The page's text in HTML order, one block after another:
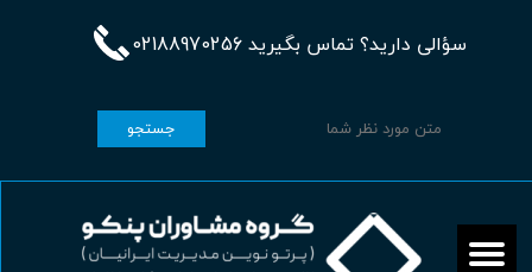
سؤالی دارید؟ تماس بگیرید 02188970256
جستجو